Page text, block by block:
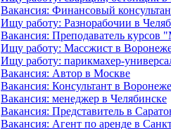
Вакансия: Финансовый
Ищу работу: Разнорабочии в
Вакансия: Преподаватель
Ищу работу: Массжист в
Ищу работу: парикмахер-
Вакансия: Автор в Москве
Вакансия: Консультант в Воронеже
Вакансия: менеджер в Челябинске
Вакансия: Представитель в
Вакансия: Агент по аренде в